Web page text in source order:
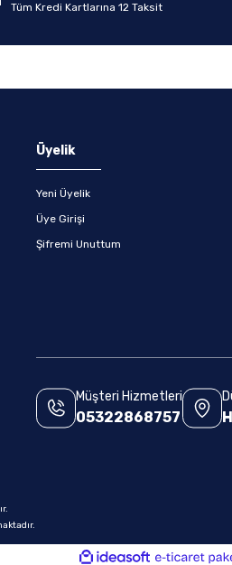
Tüm Kredi Kartlarına 12 Taksit
Üyelik
Yeni Üyelik
Üye Girişi
Şifremi Unuttum
Müşteri Hizmetleri
05322868757
ideasoft